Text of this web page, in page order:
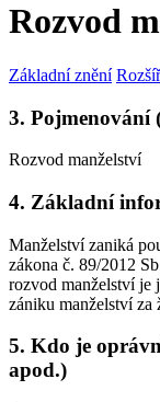
Rozvod
Základní znění
3. Pojmenování
Rozvod manželství
4. Základní
Manželství zaniká
zákona č. 89/2012
rozvod manželství je
zániku manželství za
5. Kdo je
apod.)